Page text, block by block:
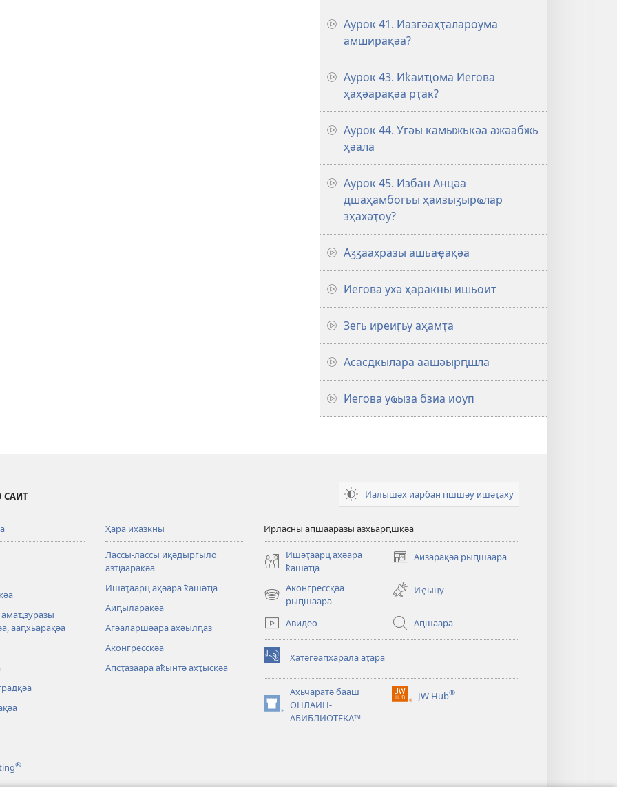
Аурок 41. Иазгәаҳҭалароума
амширақәа?
Аурок 43. Иҟаиҵома Иегова
ҳаҳәарақәа рҭак?
Аурок 44. Угәы камыжькәа ажәабжь
ҳәала
Аурок 45. Избан Анцәа
дшаҳамбогьы ҳаизыӡырҩлар
зҳахәҭоу?
Аӡӡаахразы ашьаҿақәа
Иегова ухә ҳаракны ишьоит
Зегь иреиӷьу аҳамҭа
Асасдкылара аашәырԥшла
Иегова уҩыза бзиа иоуп
САИТ Иалышәх иарбан ԥшшәу ишәҭаху
амаҵзуразы
ааԥхьарақәа
®
Ҳара иҳазкны
Лассы-лассы иқәдыргыло
азҵаарақәа
Ишәҭаарц аҳәара ҟашәҵа
Аиԥыларақәа
Агәаларшәара ахәылԥаз
Аконгрессқәа
Аԥсҭазаара аҟынтә ахҭысқәа
Ирласны аԥшааразы азхьарԥшқәа
Ишәҭаарц аҳәара
ҟашәҵа
Аизарақәа рыԥшаара
(opens
window)
Аконгрессқәа
рыԥшаара
(opens
window)
Иҿыцу
Авидео Аԥшаара
Хатәгәаԥхарала аҭара
(opens
new
window)Ахьчаратә бааш
ОНЛАИН-
АБИБЛИОТЕКА™
(opens
JW Hub®
(opens